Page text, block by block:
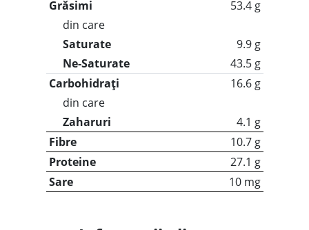
Grăsimi
53.4 g
din care
Saturate
9.9 g
Ne-Saturate
43.5 g
Carbohidrați
16.6 g
din care
Zaharuri
4.1 g
Fibre
10.7 g
Proteine
27.1 g
Sare
10 mg